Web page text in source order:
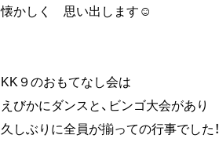
懐かしく 思い出します☺
KK９のおもてなし会は
えびかにダンスと、ビンゴ大会があり
久しぶりに全員が揃っての行事でした！